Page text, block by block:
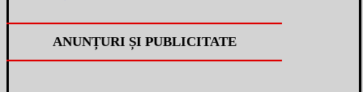
ANUNȚURI ȘI PUBLICITATE